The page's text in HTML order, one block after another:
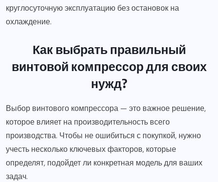
круглосуточную эксплуатацию без остановок на
охлаждение.
Как выбрать правильный
винтовой компрессор для своих
нужд?
Выбор винтового компрессора — это важное решение,
которое влияет на производительность всего
производства. Чтобы не ошибиться с покупкой, нужно
учесть несколько ключевых факторов, которые
определят, подойдет ли конкретная модель для ваших
задач.